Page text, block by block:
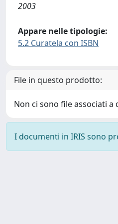
2003
Appare nelle tipologie:
5.2 Curatela con ISBN
File in questo prodotto:
Non ci sono file associati
I documenti in IRIS sono